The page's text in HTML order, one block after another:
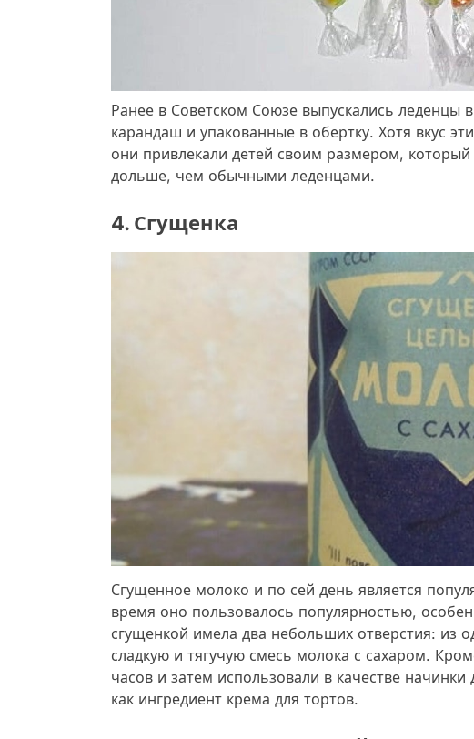
Ранее в Советском Союзе выпускались
карандаш и упакованные в обертку. Хотя вкус
они привлекали детей своим размером,
дольше, чем обычными леденцами.
4. Сгущенка
Сгущенное молоко и по сей день является
время оно пользовалось популярностью,
сгущенкой имела два небольших отверстия: из
сладкую и тягучую смесь молока с сахаром.
часов и затем использовали в качестве
как ингредиент крема для тортов.